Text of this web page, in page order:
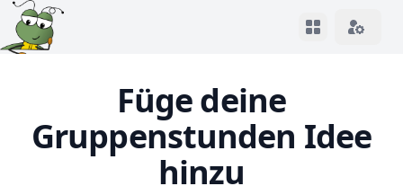
View
Füge deine
Gruppenstunden Idee
hinzu